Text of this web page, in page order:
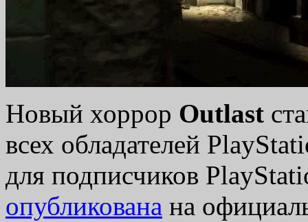
Новый хоррор Outlast
всех обладателей
для подписчиков
опубликована на